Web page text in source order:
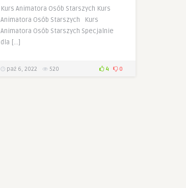
Kurs Animatora Osób Starszych Kurs
Animatora Osób Starszych Kurs
Animatora Osób Starszych Specjalnie
dla […]
paź 6, 2022 520 4 0